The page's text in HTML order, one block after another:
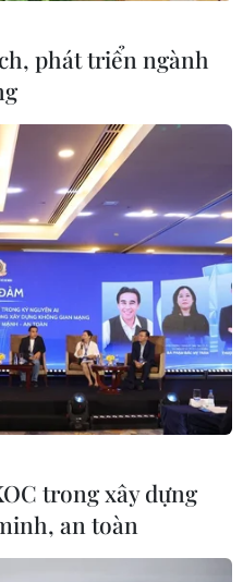
phát triển ngành
trong xây dựng
an toàn